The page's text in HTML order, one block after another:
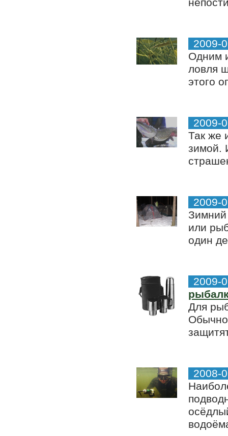
2009-
Одним
ловля
этого
2009-
Так же
зимой.
2009-
Зимний
или
один
2009-
Для
2008-